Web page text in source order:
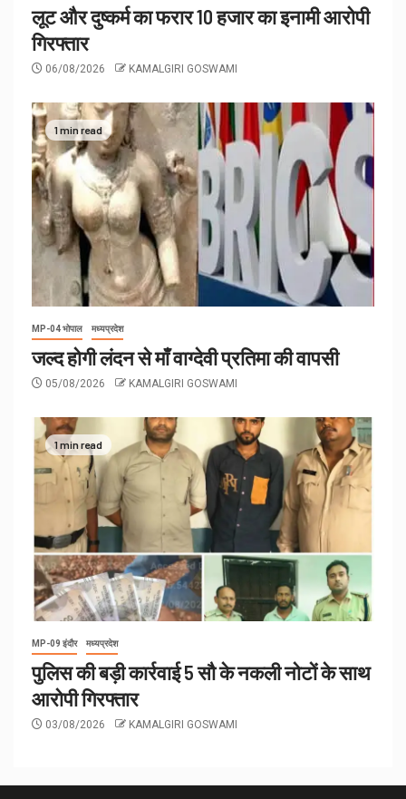
लूट और दुष्कर्म का फरार 10 हजार का इनामी आरोपी
गिरफ्तार
06/08/2026 KAMALGIRI GOSWAMI
1 min read
MP-04 भोपाल मध्यप्रदेश
जल्द होगी लंदन से माँ वाग्देवी प्रतिमा की वापसी
05/08/2026 KAMALGIRI GOSWAMI
1 min read
MP-09 इंदौर मध्यप्रदेश
पुलिस की बड़ी कार्रवाई 5 सौ के नकली नोटों के साथ
आरोपी गिरफ्तार
03/08/2026 KAMALGIRI GOSWAMI